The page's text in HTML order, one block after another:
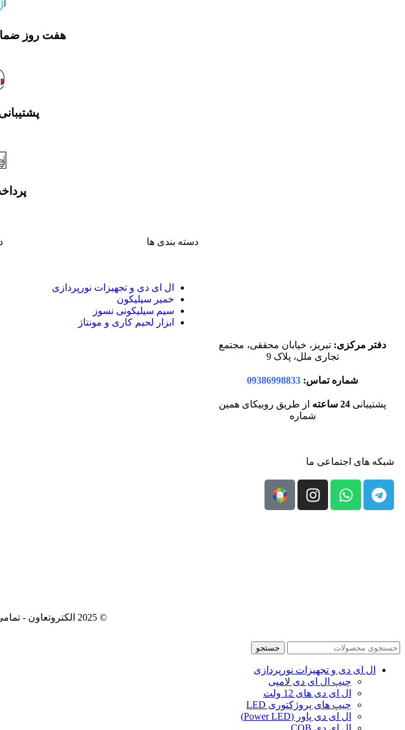
هفت روز
پشتیبانی 24
دفتر مرکزی: تبریز، خیابان محققی، مجتمع
تجاری ملل، پلاک 9
شماره تماس: 09386998833
پشتیبانی 24 ساعته
از طریق روبیکای همین
شماره
شبکه های اجتماعی ما
دسته بندی ها
ال‌ ای‌ دی و تجهیزات نورپردازی
خمیر سیلیکون
سیم سیلیکونی نسوز
ابزار لحیم کاری و مونتاژ
© 2025 الکتروتعاون - تمامی حقوق محفوظ است.
جستجو
ال‌ ای‌ دی و تجهیزات نورپردازی
چیپ ال ای دی لامپی
ال ای دی‌ های 12 ولت
چیپ‌ های پروژکتوری LED
ال ای دی پاور (Power LED)